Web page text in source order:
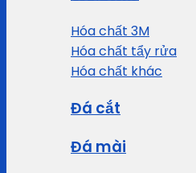
Hóa chất 3M
Hóa chất tẩy rửa
Hóa chất khác
Đá cắt
Đá mài